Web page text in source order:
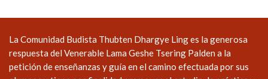
La Comunidad Budista Thubten Dhargye Ling es la generosa
respuesta del Venerable Lama Geshe Tsering Palden a la
petición de enseñanzas y guía en el camino efectuada por sus